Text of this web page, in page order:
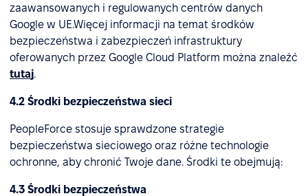
zaawansowanych i regulowanych centrów danych
Google w UE.Więcej informacji na temat środków
bezpieczeństwa i zabezpieczeń infrastruktury
oferowanych przez Google Cloud Platform można znaleźć
tutaj.
4.2 Środki bezpieczeństwa sieci
PeopleForce stosuje sprawdzone strategie
bezpieczeństwa sieciowego oraz różne technologie
ochronne, aby chronić Twoje dane. Środki te obejmują:
4.3 Środki bezpieczeństwa